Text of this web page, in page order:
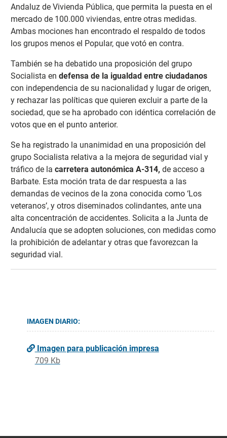
Andaluz de Vivienda Pública, que permita la puesta en el
mercado de 100.000 viviendas, entre otras medidas.
Ambas mociones han encontrado el respaldo de todos
los grupos menos el Popular, que votó en contra.
También se ha debatido una proposición del grupo
Socialista en defensa de la igualdad entre ciudadanos
con independencia de su nacionalidad y lugar de origen,
y rechazar las políticas que quieren excluir a parte de la
sociedad, que se ha aprobado con idéntica correlación de
votos que en el punto anterior.
Se ha registrado la unanimidad en una proposición del
grupo Socialista relativa a la mejora de seguridad vial y
tráfico de la carretera autonómica A-314, de acceso a
Barbate. Esta moción trata de dar respuesta a las
demandas de vecinos de la zona conocida como ‘Los
veteranos’, y otros diseminados colindantes, ante una
alta concentración de accidentes. Solicita a la Junta de
Andalucía que se adopten soluciones, con medidas como
la prohibición de adelantar y otras que favorezcan la
seguridad vial.
IMAGEN DIARIO:
Imagen para publicación impresa
709 Kb